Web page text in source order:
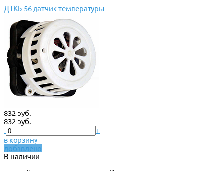
ДТКБ-56 датчик температуры
832 руб.
832 руб.
-
+
в корзину
добавлено
В наличии